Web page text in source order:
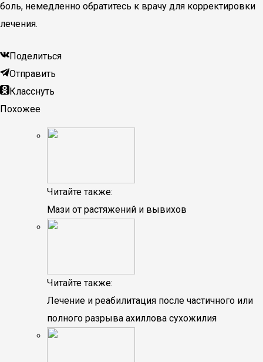
боль, немедленно обратитесь к врачу для корректировки
лечения.
Поделиться
Отправить
Класснуть
Похожее
Читайте также:
Мази от растяжений и вывихов
Читайте также:
Лечение и реабилитация после частичного или
полного разрыва ахиллова сухожилия